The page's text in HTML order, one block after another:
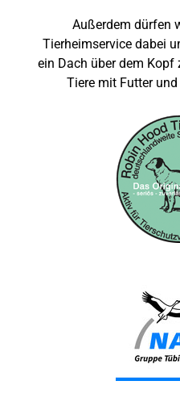
Außerdem dürfen
Tierheimservice dabei
ein Dach über dem Kopf
Tiere mit Futter